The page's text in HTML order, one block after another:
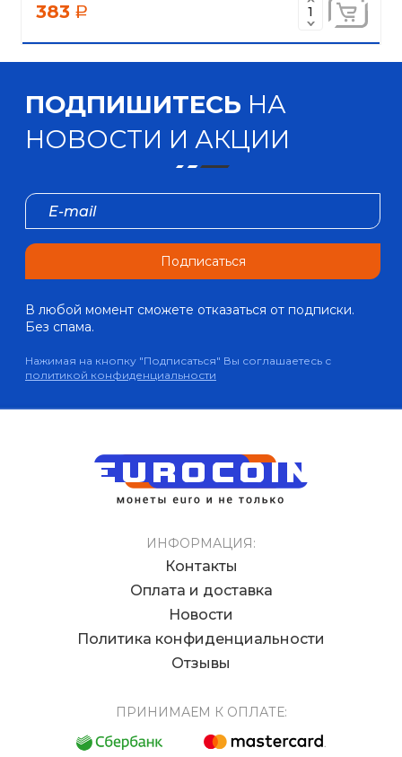
383 a
ПОДПИШИТЕСЬ НА
НОВОСТИ И АКЦИИ
Подписаться
В любой момент сможете отказаться от подписки.
Без спама.
Нажимая на кнопку "Подписаться" Вы соглашаетесь с
политикой конфиденциальности
ИНФОРМАЦИЯ:
Контакты
Оплата и доставка
Новости
Политика конфиденциальности
Отзывы
ПРИНИМАЕМ К ОПЛАТЕ: